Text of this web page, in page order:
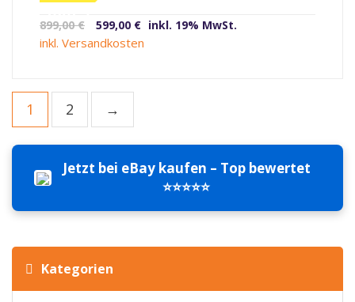
Label)
899,00€
Ursprünglicher
Preis
599,00 € Aktueller
inkl. 19% MwSt.
inkl. Versandkosten
1 2 →
Jetzt bei eBay kaufen – Top bewertet
⭐⭐⭐⭐⭐
Kategorien